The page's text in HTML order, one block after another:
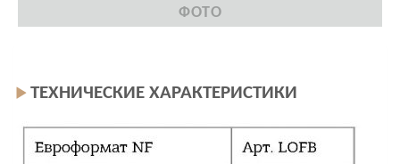
ФОТО
ТЕХНИЧЕСКИЕ ХАРАКТЕРИСТИКИ